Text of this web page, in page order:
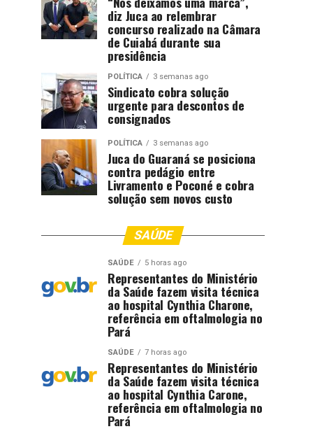
diz Juca ao relembrar
concurso realizado na Câmara
de Cuiabá durante sua
presidência
POLÍTICA 3 semanas ago
Sindicato cobra solução
urgente para descontos de
consignados
POLÍTICA 3 semanas ago
Juca do Guaraná se posiciona
contra pedágio entre
Livramento e Poconé e cobra
solução sem novos custo
SAÚDE
SAÚDE 5 horas ago
Representantes do Ministério
da Saúde fazem visita técnica
ao hospital Cynthia Charone,
referência em oftalmologia no
Pará
SAÚDE 7 horas ago
Representantes do Ministério
da Saúde fazem visita técnica
ao hospital Cynthia Carone,
referência em oftalmologia no
Pará